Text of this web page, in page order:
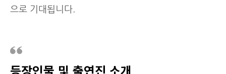
으로 기대됩니다.
등장인물 및 출연진 소개